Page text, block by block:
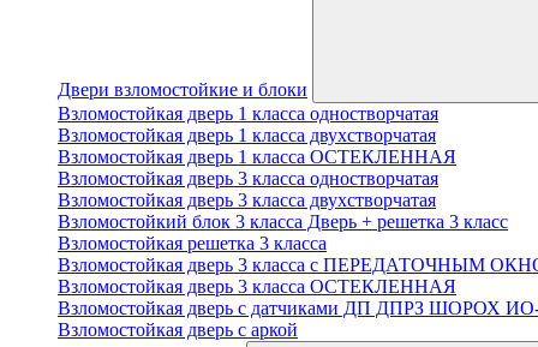
Двери взломостойкие и блоки
Взломостойкая дверь 1 класса одностворчатая
Взломостойкая дверь 1 класса двухстворчатая
Взломостойкая дверь 1 класса ОСТЕКЛЕННАЯ
Взломостойкая дверь 3 класса одностворчатая
Взломостойкая дверь 3 класса двухстворчатая
Взломостойкий блок 3 класса Дверь + решетка 3 класс
Взломостойкая решетка 3 класса
Взломостойкая дверь 3 класса с ПЕРЕДАТОЧНЫМ
Взломостойкая дверь 3 класса ОСТЕКЛЕННАЯ
Взломостойкая дверь с датчиками ДП ДПРЗ ШОРОХ
Взломостойкая дверь с аркой